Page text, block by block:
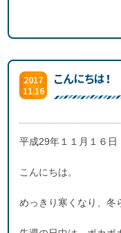
2017
11.16
こんにちは！
平成29年１１月１
こんにちは。
めっきり寒くなり、冬